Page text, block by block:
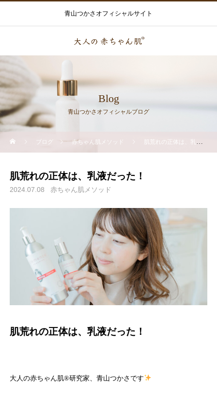
青山つかさオフィシャルサイト
Blog
青山つかさオフィシャルブログ
ブログ 赤ちゃん肌メソッド 肌荒れの正体は、乳液だった！
肌荒れの正体は、乳液だった！
2024.07.08 赤ちゃん肌メソッド
肌荒れの正体は、乳液だった！
大人の赤ちゃん肌®️研究家、青山つかさです